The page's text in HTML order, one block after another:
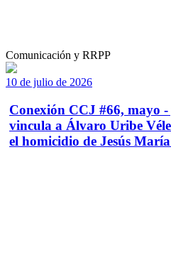
Comunicación y RRPP
10 de julio de 2026
Conexión CCJ #66, mayo
vincula a Álvaro Uribe
el homicidio de Jesús